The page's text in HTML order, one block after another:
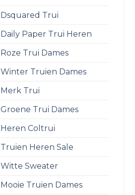
Dsquared Trui
Daily Paper Trui Heren
Roze Trui Dames
Winter Truien Dames
Merk Trui
Groene Trui Dames
Heren Coltrui
Truien Heren Sale
Witte Sweater
Mooie Truien Dames